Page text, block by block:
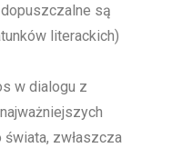
są
literackich)
w dialogu z
zwłaszcza